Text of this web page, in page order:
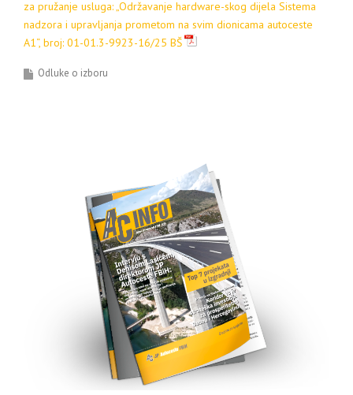
za pružanje usluga: „Održavanje hardware-skog dijela Sistema
nadzora i upravljanja prometom na svim dionicama autoceste
A1“, broj: 01-01.3-9923-16/25 BŠ
Odluke o izboru